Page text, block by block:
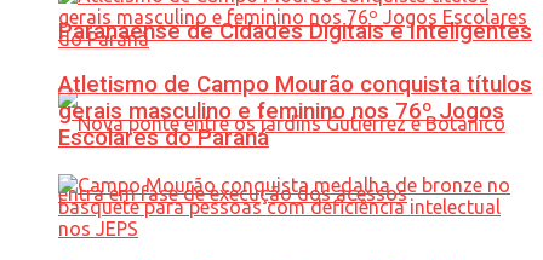
Paranaense de Cidades Digitais e Inteligentes
Atletismo de Campo Mourão conquista títulos
gerais masculino e feminino nos 76º Jogos
Escolares do Paraná